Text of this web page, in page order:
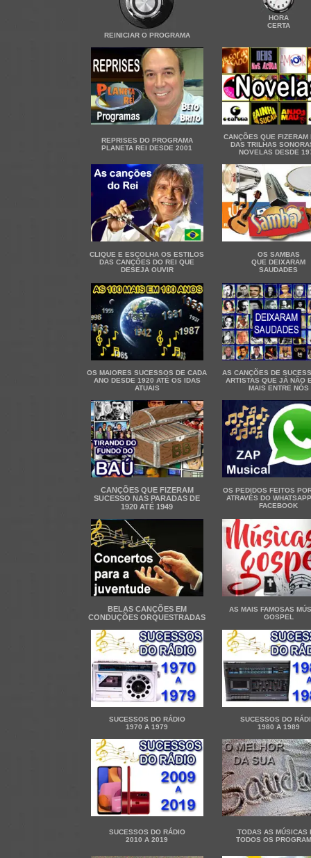
REINICIAR O PROGRAMA
HORA
CERTA
REPRISES DO PROGRAMA
PLANETA REI DESDE 2001
CANÇÕES QUE FIZERAM
DAS TRILHAS
NOVELAS DESDE
CLIQUE E ESCOLHA OS ESTILOS
DAS CANÇÕES DO REI QUE
DESEJA OUVIR
OS SAMBAS
QUE DEIXARAM
SAUDADES
OS MAIORES SUCESSOS DE CADA
ANO DESDE 1920 ATÉ OS IDAS
ATUAIS
AS CANÇÕES DE
ARTISTAS QUE JÁ NÃO
MAIS ENTRE NÓS
CANÇÕES QUE FIZERAM
SUCESSO NAS PARADAS DE
1920 ATÉ 1949
OS PEDIDOS FEITOS
ATRAVÉS DO
FACEBOOK
BELAS CANÇÕES EM
CONDUÇÕES ORQUESTRADAS
AS MAIS FAMOSAS
GOSPEL
SUCESSOS DO RÁDIO
1970 A 1979
SUCESSOS DO
1980 A 1989
SUCESSOS DO RÁDIO
2010 A 2019
TODAS AS MÚSICAS
TODOS OS